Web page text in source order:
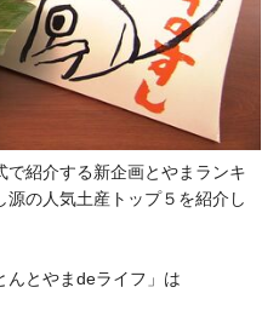
紹介する新企画とやまランキ
の人気土産トップ５を紹介し
んとやまdeライフ」は